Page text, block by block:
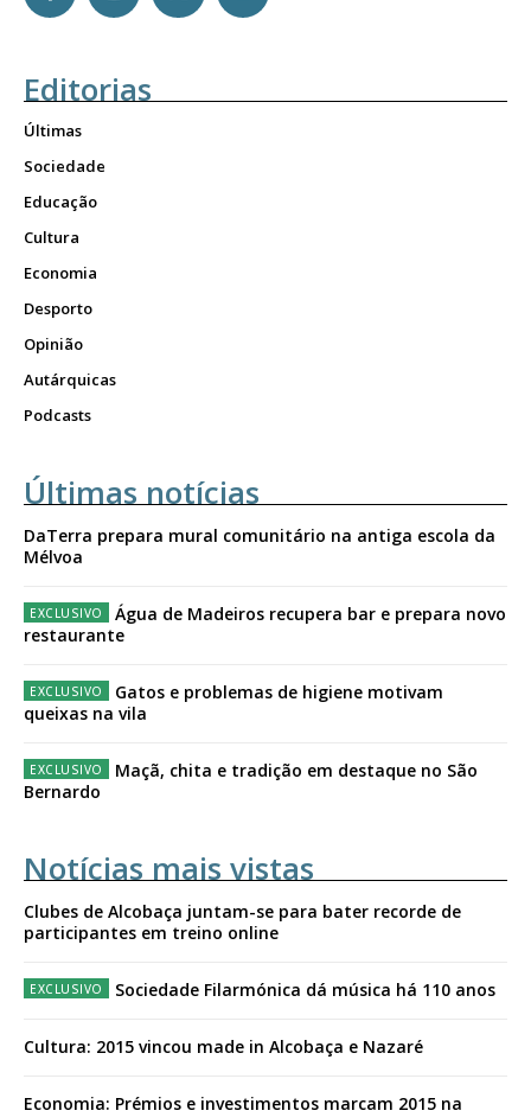
Editorias
Últimas
Sociedade
Educação
Cultura
Economia
Desporto
Opinião
Autárquicas
Podcasts
Últimas notícias
DaTerra prepara mural comunitário na antiga escola da
Mélvoa
Água de Madeiros recupera bar e prepara novo
restaurante
Gatos e problemas de higiene motivam
queixas na vila
Maçã, chita e tradição em destaque no São
Bernardo
Notícias mais vistas
Clubes de Alcobaça juntam-se para bater recorde de
participantes em treino online
Sociedade Filarmónica dá música há 110 anos
Cultura: 2015 vincou made in Alcobaça e Nazaré
Economia: Prémios e investimentos marcam 2015 na